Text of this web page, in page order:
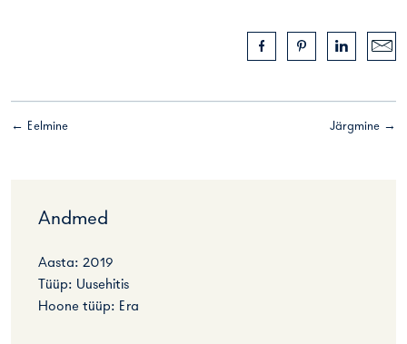
Järgmine →
← Eelmine
Andmed
Aasta: 2019
Tüüp: Uusehitis
Hoone tüüp: Era